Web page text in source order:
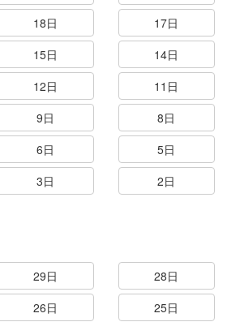
18日
17日
15日
14日
12日
11日
9日
8日
6日
5日
3日
2日
29日
28日
26日
25日